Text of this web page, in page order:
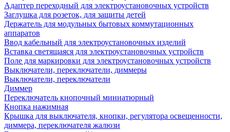
Адаптер переходный для электроустановочных устройств
Заглушка для розеток, для защиты детей
Держатель для модульных бытовых коммутационных
аппаратов
Ввод кабельный для электроустановочных изделий
Вставка светящаяся для электроустановочных устройств
Поле для маркировки для электроустановочных устройств
Выключатели, переключатели, диммеры
Выключатели, переключатели
Диммер
Переключатель кнопочный миниатюрный
Кнопка нажимная
Крышка для выключателя, кнопки, регулятора освещенности,
диммера, переключателя жалюзи